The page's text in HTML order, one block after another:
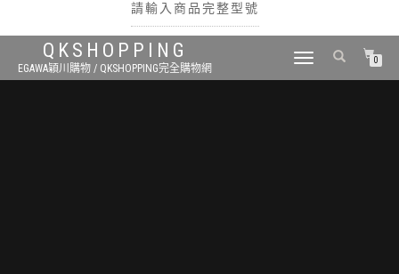
請輸入商品完整型號
QKSHOPPING
EGAWA穎川購物 / QKSHOPPING完全購物網
TOGGLE
0